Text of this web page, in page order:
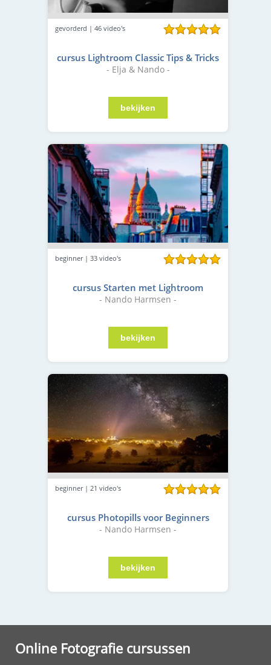
gevorderd | 46 video's
cursus Lightroom Classic Tips & Tricks
- Elja & Nando -
beginner | 33 video's
cursus Starten met Lightroom
- Nando Harmsen -
beginner | 21 video's
cursus Photopills voor Beginners
- Nando Harmsen -
Online Fotografie cursussen